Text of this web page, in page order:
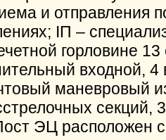
и отправления
IП –
горловине
входной,
маневровый
секций,
ЭЦ расположен